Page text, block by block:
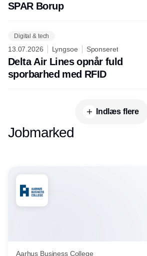
SPAR Borup
Digital & tech
13.07.2026 Lyngsoe Sponseret
Delta Air Lines opnår fuld
sporbarhed med RFID
Indlæs flere
Jobmarked
Aarhus Business College